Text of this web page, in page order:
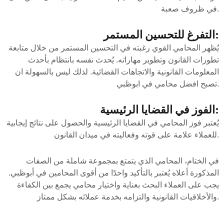
في ظروف صعبة.
التفرغ للتحسين المستمر:
يُظهر المحامي القوي رغبته في التحسين المستمر من خلال متابعة
تطورات القانون وتطوير مهاراته. يُحدث نفسه بانتظام بأحدث
المعلومات القانونية والاتجاهات القضائية. لذلك ليس بالسهولة ان
تصبح افضل محامي في ابوظبي.
الفوز في القضايا الرئيسية:
يُعتبر فوز المحامي في القضايا الرئيسية والحصول على نتائج إيجابية
للعملاء علامة على قوته وفعاليته في ميدان القانون.
في الختام، المحامي الذي يتمتع بمجموعة شاملة من الصفات
المذكورة أعلاه يُعتبر بالتأكيد واحدًا من أقوى المحامين في أبوظبي.
يجب على العملاء البحث بعناية واختيار محامي يجمع بين الكفاءة
والأخلاقيات القانونية والتزامه بخدمة عملائه بشكل ممتاز.